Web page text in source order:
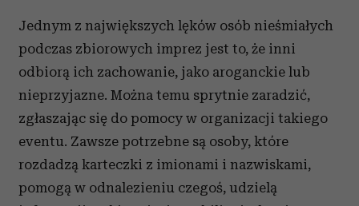
Jednym z największych lęków osób nieśmiałych
podczas zbiorowych imprez jest to, że inni
odbiorą ich zachowanie, jako aroganckie lub
nieprzyjazne. Można temu sprytnie zaradzić,
zgłaszając się do pomocy w organizacji takiego
eventu. Zawsze potrzebne są osoby, które
rozdadzą karteczki z imionami i nazwiskami,
pomogą w odnalezieniu czegoś, udzielą